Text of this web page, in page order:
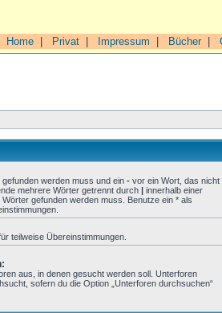
Home Privat Impressum Bücher|
werden muss und ein - vor ein Wort, das nicht
mehrere Wörter getrennt durch | innerhalb einer
gefunden werden muss. Benutze ein * als
teilweise Übereinstimmungen.
aus, in denen gesucht werden soll. Unterforen
sofern du die Option „Unterforen durchsuchen“